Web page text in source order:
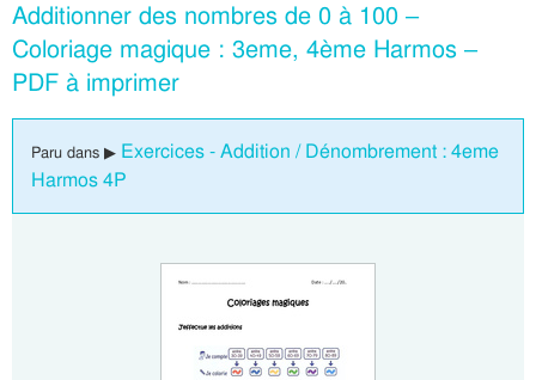
Additionner des nombres de 0 à 100 –
Coloriage magique : 3eme, 4ème Harmos –
PDF à imprimer
Paru dans ▶ Exercices - Addition / Dénombrement : 4eme
Harmos 4P